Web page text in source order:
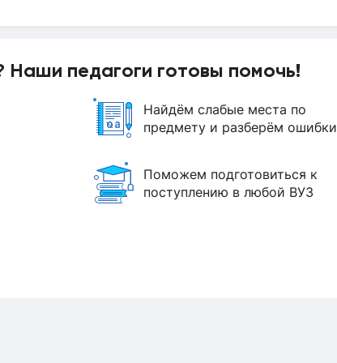
педагоги готовы помочь!
Найдём слабые места по
предмету и разберём ошибки
Поможем подготовиться к
поступлению в любой ВУЗ